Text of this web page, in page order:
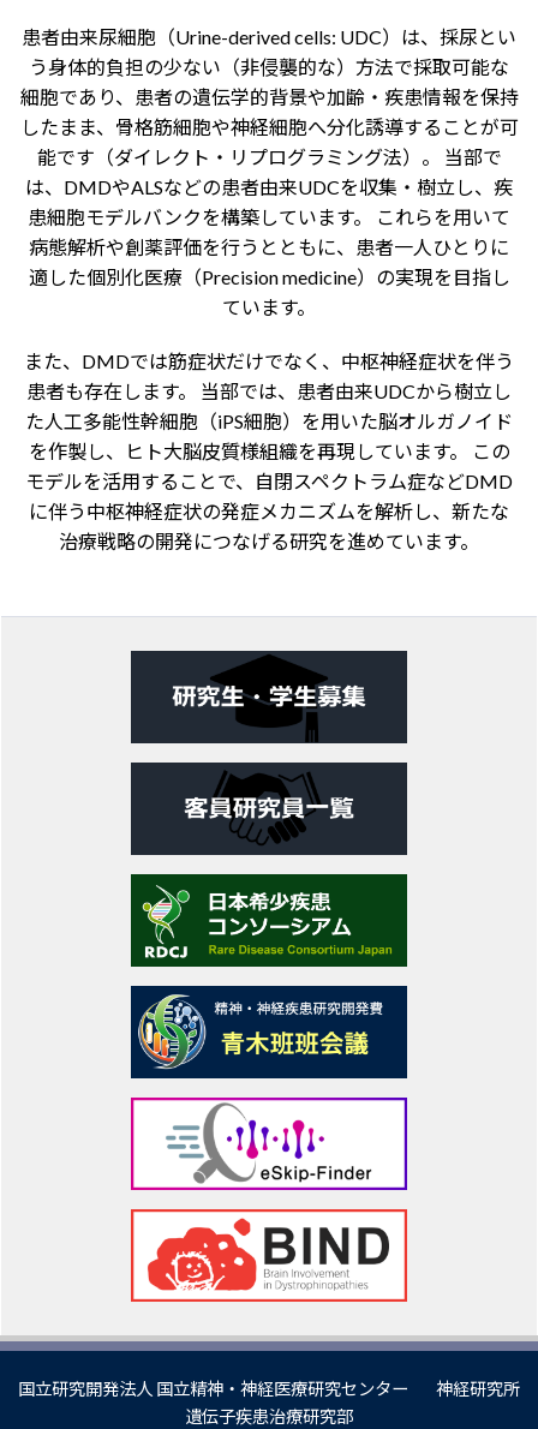
患者由来尿細胞（Urine-derived cells: UDC）は、採尿とい
う身体的負担の少ない（非侵襲的な）方法で採取可能な
細胞であり、患者の遺伝学的背景や加齢・疾患情報を保持
したまま、骨格筋細胞や神経細胞へ分化誘導することが可
能です（ダイレクト・リプログラミング法）。 当部で
は、DMDやALSなどの患者由来UDCを収集・樹立し、疾
患細胞モデルバンクを構築しています。 これらを用いて
病態解析や創薬評価を行うとともに、患者一人ひとりに
適した個別化医療（Precision medicine）の実現を目指し
ています。
また、DMDでは筋症状だけでなく、中枢神経症状を伴う
患者も存在します。 当部では、患者由来UDCから樹立し
た人工多能性幹細胞（iPS細胞）を用いた脳オルガノイド
を作製し、ヒト大脳皮質様組織を再現しています。 この
モデルを活用することで、自閉スペクトラム症などDMD
に伴う中枢神経症状の発症メカニズムを解析し、新たな
治療戦略の開発につなげる研究を進めています。
国立研究開発法人 国立精神・神経医療研究センター
神経研究所
遺伝子疾患治療研究部